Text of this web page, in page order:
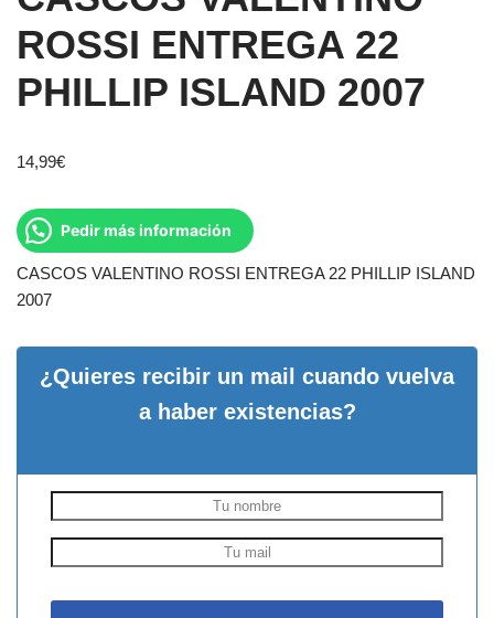
ROSSI ENTREGA 22
PHILLIP ISLAND 2007
14,99€
Pedir más información
CASCOS VALENTINO ROSSI ENTREGA 22 PHILLIP ISLAND
2007
¿Quieres recibir un mail cuando vuelva
a haber existencias?